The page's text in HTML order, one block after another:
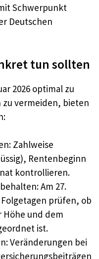
Schwerpunkt
Deutschen
tun sollten
2026 optimal zu
vermeiden, bieten
Zahlweise
Rentenbeginn
kontrollieren.
Am 27.
prüfen, ob
und dem
ist.
Veränderungen bei